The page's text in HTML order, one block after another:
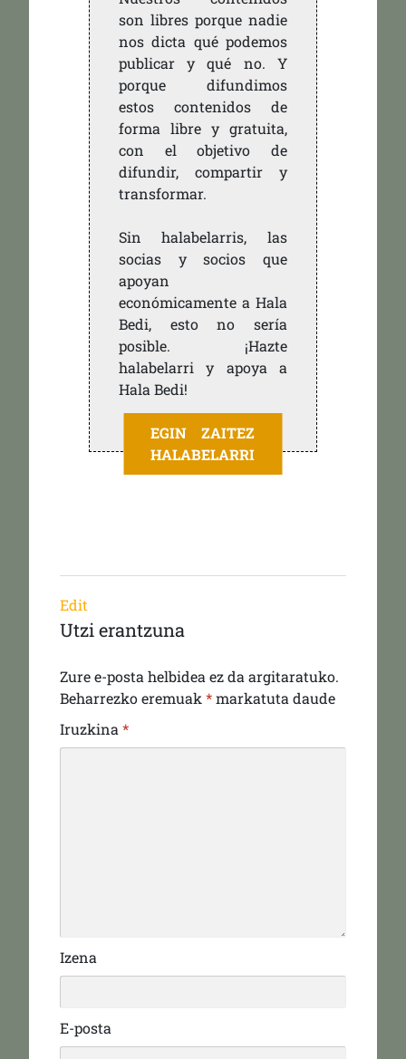
son libres porque nadie
nos dicta qué podemos
publicar y qué no. Y
porque difundimos
estos contenidos de
forma libre y gratuita,
con el objetivo de
difundir, compartir y
transformar.
Sin halabelarris, las
socias y socios que
apoyan
económicamente a Hala
Bedi, esto no sería
posible. ¡Hazte
halabelarri y apoya a
Hala Bedi!
EGIN ZAITEZ
HALABELARRI
Edit
Utzi erantzuna
Zure e-posta helbidea ez da argitaratuko.
Beharrezko eremuak *markatuta daude
Iruzkina *
Izena
E-posta